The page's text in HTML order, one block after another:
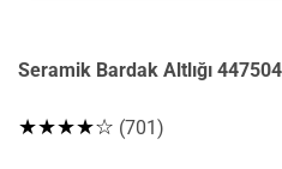
Seramik Bardak Altlığı
★★★★☆ (701)